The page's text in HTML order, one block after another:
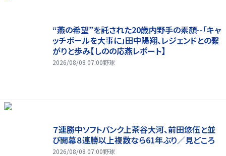
“燕の希望”を託された20歳内野手の素顔--「キャ
ッチボールを大事に」田中陽翔、レジェンドとの繋
がりと歩み【しのの応燕レポート】
2026/08/08 07:00野球
７連勝中ソフトバンク上茶谷大河、前田悠伍と並
び開幕８連勝以上複数なら61年ぶり／見どころ
2026/08/08 07:00野球